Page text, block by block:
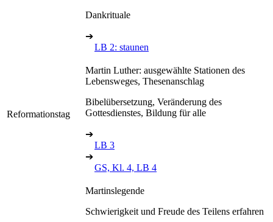
Dankrituale
➔
LB 2: staunen
Reformationstag
Martin Luther: ausgewählte Stationen des
Lebensweges, Thesenanschlag
Bibelübersetzung, Veränderung des
Gottesdienstes, Bildung für alle
➔
LB 3
➔
GS, Kl. 4, LB 4
Martinslegende
Schwierigkeit und Freude des Teilens erfahren